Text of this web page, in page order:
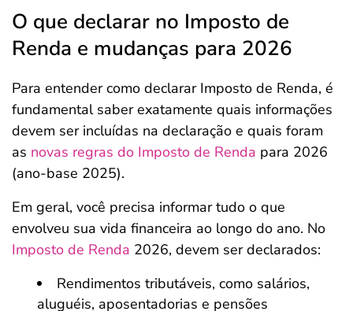
O que declarar no Imposto de
Renda e mudanças para 2026
Para entender como declarar Imposto de Renda, é
fundamental saber exatamente quais informações
devem ser incluídas na declaração e quais foram
as novas regras do Imposto de Renda para 2026
(ano-base 2025).
Em geral, você precisa informar tudo o que
envolveu sua vida financeira ao longo do ano. No
Imposto de Renda 2026, devem ser declarados:
Rendimentos tributáveis, como salários,
aluguéis, aposentadorias e pensões